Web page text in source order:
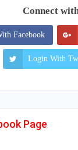
Connect
Facebook
Login With
Page